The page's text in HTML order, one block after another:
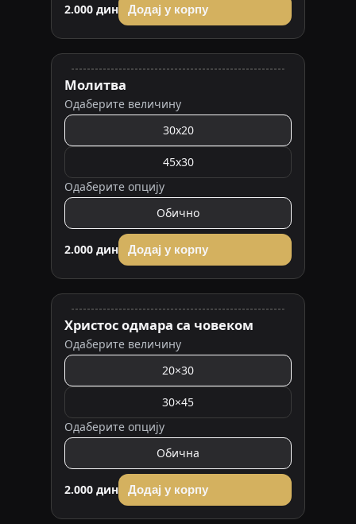
2.000 дин Додај у корпу
Молитва
Одаберите величину
30x20
45x30
Одаберите опцију
Обично
2.000 дин Додај у корпу
Христос одмара са човеком
Одаберите величину
20×30
30×45
Одаберите опцију
Обична
2.000 дин Додај у корпу